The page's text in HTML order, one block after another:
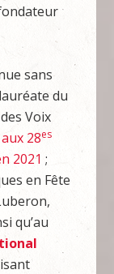
sans
du
Voix
28es
2021 ;
en Fête
qu’au